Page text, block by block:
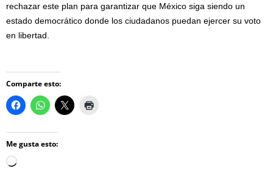
rechazar este plan para garantizar que México siga siendo un
estado democrático donde los ciudadanos puedan ejercer su voto
en libertad.
Comparte esto:
Me gusta esto:
Loading…